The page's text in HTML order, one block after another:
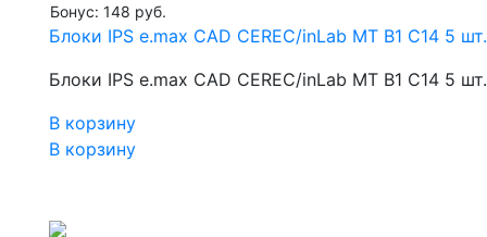
Бонус: 148 руб.
Блоки IPS e.max CAD CEREC/inLab MT B1 C14 5 шт.
Блоки IPS e.max CAD CEREC/inLab MT B1 C14 5 шт.
В корзину
В корзину